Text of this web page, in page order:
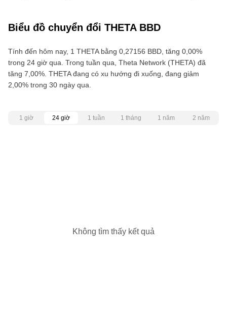
Biểu đồ chuyển đổi THETA BBD
Tính đến hôm nay, 1 THETA bằng 0,27156 BBD, tăng 0,00%
trong 24 giờ qua. Trong tuần qua, Theta Network (THETA) đã
tăng 7,00%. THETA đang có xu hướng đi xuống, đang giảm
2,00% trong 30 ngày qua.
1 giờ 24 giờ 1 tuần 1 tháng 1 năm 2 năm
Không tìm thấy kết quả